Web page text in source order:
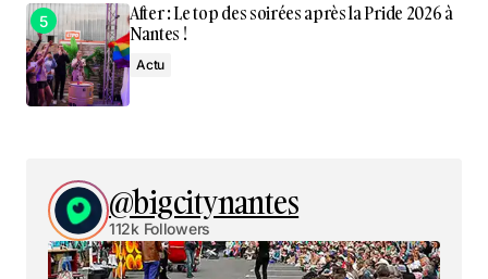
After : Le top des soirées après la Pride 2026 à
Nantes !
Actu
@bigcitynantes
112k Followers